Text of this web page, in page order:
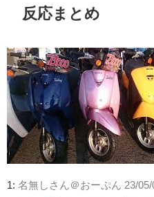
反応まとめ
1: 名無しさん＠おーぷん 23/